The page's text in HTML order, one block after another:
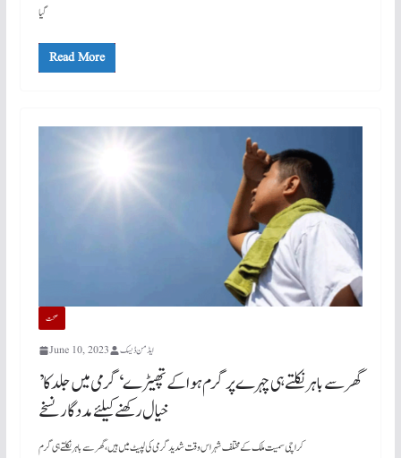
گیا
Read More
صحت
June 10, 2023 ایڈمن ڈیسک
’گھر سے باہر نکلتے ہی چہرے پر گرم ہوا کے تھپیڑے‘ گرمی میں جلد کا
خیال رکھنے کیلئے مددگار نسخے
کراچی سمیت ملک کے مختلف شہر اس وقت شدید گرمی کی لپیٹ میں ہیں، گھر سے باہر نکلتے ہی گرم